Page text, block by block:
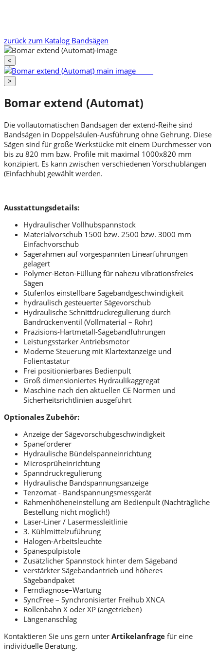
zurück zum Katalog Bandsägen
<
>
Bomar extend (Automat)
Die vollautomatischen Bandsägen der extend-Reihe sind
Bandsägen in Doppelsäulen-Ausführung ohne Gehrung. Diese
Sägen sind für große Werkstücke mit einem Durchmesser von
bis zu 820 mm bzw. Profile mit maximal 1000x820 mm
konzipiert. Es kann zwischen verschiedenen Vorschublängen
(Einfachhub) gewählt werden.
Ausstattungsdetails:
Hydraulischer Vollhubspannstock
Materialvorschub 1500 bzw. 2500 bzw. 3000 mm
Einfachvorschub
Sägerahmen auf vorgespannten Linearführungen
gelagert
Polymer-Beton-Füllung für nahezu vibrationsfreies
Sägen
Stufenlos einstellbare Sägebandgeschwindigkeit
hydraulisch gesteuerter Sägevorschub
Hydraulische Schnittdruckregulierung durch
Bandrückenventil (Vollmaterial – Rohr)
Präzisions-Hartmetall-Sägebandführungen
Leistungsstarker Antriebsmotor
Moderne Steuerung mit Klartextanzeige und
Folientastatur
Frei positionierbares Bedienpult
Groß dimensioniertes Hydraulikaggregat
Maschine nach den aktuellen CE Normen und
Sicherheitsrichtlinien ausgeführt
Optionales Zubehör:
Anzeige der Sägevorschubgeschwindigkeit
Späneförderer
Hydraulische Bündelspanneinrichtung
Microsprüheinrichtung
Spanndruckregulierung
Hydraulische Bandspannungsanzeige
Tenzomat - Bandspannungsmessgerät
Rahmenhöheneinstellung am Bedienpult (Nachträgliche
Bestellung nicht möglich!)
Laser-Liner / Lasermessleitlinie
3. Kühlmittelzuführung
Halogen-Arbeitsleuchte
Spänespülpistole
Zusätzlicher Spannstock hinter dem Sägeband
verstärkter Sägebandantrieb und höheres
Sägebandpaket
Ferndiagnose–Wartung
SyncFree – Synchronisierter Freihub XNCA
Rollenbahn X oder XP (angetrieben)
Längenanschlag
Kontaktieren Sie uns gern unter Artikelanfrage für eine
individuelle Beratung.